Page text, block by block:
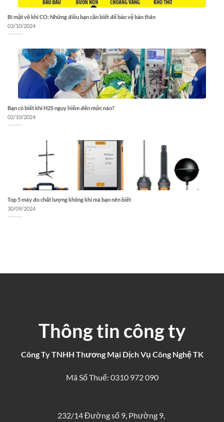
Bí mật về khí CO: Những điều bạn cần biết để bảo vệ bản thân
03/10/2024
Bạn có biết khí H2S nguy hiểm đến mức nào?
02/10/2024
Top 5 máy đo chất lượng không khí mà bạn nên biết
30/09/2024
Thông tin công ty
Công Ty TNHH Thương Mại Dịch Vụ Công Nghệ TK
Mã Số Thuế: 0310 972 090
232/14 Đường số 9, Phường 9,